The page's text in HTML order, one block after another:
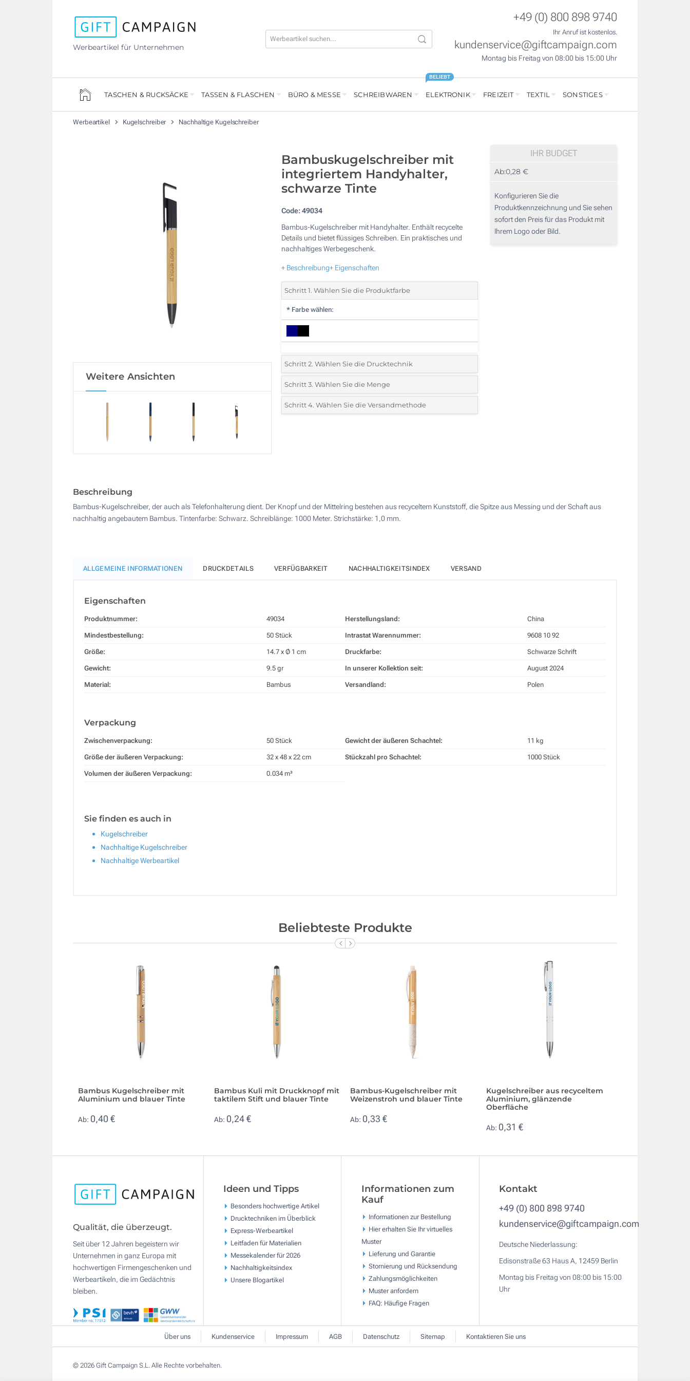
Werbeartikel für Unternehmen
+49 (0) 800 898 9740
Ihr Anruf ist kostenlos.
kundenservice@giftcampaign.com
Montag bis Freitag von 08:00 bis 15:00 Uhr
TASCHEN & RUCKSÄCKE TASSEN & FLASCHEN BÜRO & MESSE SCHREIBWAREN ELEKTRONIK
BELIEBT
FREIZEIT TEXTIL SONSTIGES
Werbeartikel Kugelschreiber Nachhaltige Kugelschreiber
Weitere Ansichten
Bambuskugelschreiber mit
integriertem Handyhalter,
schwarze Tinte
Code:49034
Bambus-Kugelschreiber mit Handyhalter. Enthält recycelte
Details und bietet flüssiges Schreiben. Ein praktisches und
nachhaltiges Werbegeschenk.
+ Beschreibung+ Eigenschaften
Schritt 1. Wählen Sie die Produktfarbe
* Farbe wählen:
Schritt 2. Wählen Sie die Drucktechnik
*Wählen Sie die Druck- und Farbtechniken für Ihr Logo:
1 Farbig (Auf den Schaft)
Lasergravur (Auf den Schaft)
Schritt 3. Wählen Sie die Menge
*Bitte wählen Sie Ihre gewünschte Menge
500
Schritt 4. Wählen Sie die Versandmethode
IHR BUDGET
Ab:0,28 €
Konfigurieren Sie die
Produktkennzeichnung und Sie sehen
sofort den Preis für das Produkt mit
Ihrem Logo oder Bild.
Beschreibung
Bambus-Kugelschreiber, der auch als Telefonhalterung dient. Der Knopf und der Mittelring bestehen aus recyceltem Kunststoff, die Spitze aus Messing und der Schaft aus
nachhaltig angebautem Bambus. Tintenfarbe: Schwarz. Schreiblänge: 1000 Meter. Strichstärke: 1,0 mm.
ALLGEMEINE INFORMATIONEN DRUCKDETAILS VERFÜGBARKEIT NACHHALTIGKEITSINDEX VERSAND
Eigenschaften
Produktnummer: 49034
Mindestbestellung: 50 Stück
Größe: 14.7 x Ø 1 cm
Gewicht: 9.5 gr
Material: Bambus
Herstellungsland: China
Intrastat Warennummer: 9608 10 92
Druckfarbe: Schwarze Schrift
In unserer Kollektion seit: August 2024
Versandland: Polen
Verpackung
Zwischenverpackung: 50 Stück
Größe der äußeren Verpackung: 32 x 48 x 22 cm
Volumen der äußeren Verpackung: 0.034 m³
Gewicht der äußeren Schachtel: 11 kg
Stückzahl pro Schachtel: 1000 Stück
Sie finden es auch in
Kugelschreiber
Nachhaltige Kugelschreiber
Nachhaltige Werbeartikel
Beliebteste Produkte
Bambus Kugelschreiber mit
Aluminium und blauer Tinte
Ab: 0,40 €
Bambus Kuli mit Druckknopf mit
taktilem Stift und blauer Tinte
Ab: 0,24 €
Bambus-Kugelschreiber mit
Weizenstroh und blauer Tinte
Ab: 0,33 €
Kugelschreiber aus recyceltem
Aluminium, glänzende
Oberfläche
Ab: 0,31 €
Qualität, die überzeugt.
Seit über 12 Jahren begeistern wir
Unternehmen in ganz Europa mit
hochwertigen Firmengeschenken und
Werbeartikeln, die im Gedächtnis
bleiben.
Ideen und Tipps
Besonders hochwertige Artikel
Drucktechniken im Überblick
Express-Werbeartikel
Leitfaden für Materialien
Messekalender für 2026
Nachhaltigkeitsindex
Unsere Blogartikel
Informationen zum
Kauf
Informationen zur Bestellung
Hier erhalten Sie Ihr virtuelles
Muster
Lieferung und Garantie
Stornierung und Rücksendung
Zahlungsmöglichkeiten
Muster anfordern
FAQ: Häufige Fragen
Kontakt
+49 (0) 800 898 9740
kundenservice@giftcampaign.com
Deutsche Niederlassung:
Edisonstraße 63 Haus A, 12459 Berlin
Montag bis Freitag von 08:00 bis 15:00
Uhr
Über uns Kundenservice Impressum AGB Datenschutz Sitemap Kontaktieren Sie uns
© 2026 Gift Campaign S.L. Alle Rechte vorbehalten.